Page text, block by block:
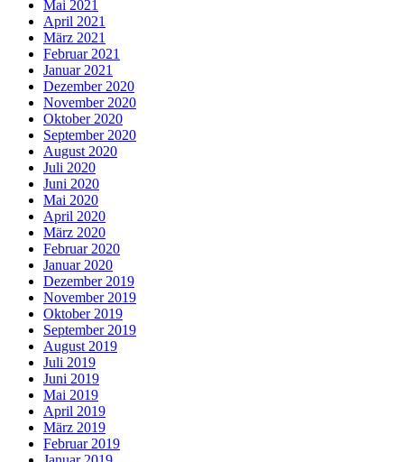
Mai 2021
April 2021
März 2021
Februar 2021
Januar 2021
Dezember 2020
November 2020
Oktober 2020
September 2020
August 2020
Juli 2020
Juni 2020
Mai 2020
April 2020
März 2020
Februar 2020
Januar 2020
Dezember 2019
November 2019
Oktober 2019
September 2019
August 2019
Juli 2019
Juni 2019
Mai 2019
April 2019
März 2019
Februar 2019